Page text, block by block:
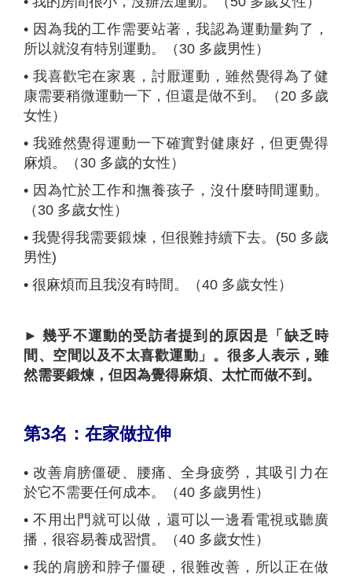
• 因為我的工作需要站著，我認為運動量夠了，
所以就沒有特別運動。（30 多歲男性）
• 我喜歡宅在家裏，討厭運動，雖然覺得為了健
康需要稍微運動一下，但還是做不到。（20 多歲
女性）
• 我雖然覺得運動一下確實對健康好，但更覺得
麻煩。（30 多歲的女性）
• 因為忙於工作和撫養孩子，沒什麼時間運動。
（30 多歲女性）
•我覺得我需要鍛煉，但很難持續下去。(50 多歲
男性)
• 很麻煩而且我沒有時間。（40 多歲女性）
►幾乎不運動的受訪者提到的原因是「缺乏時
間、空間以及不太喜歡運動」。很多人表示，雖
然需要鍛煉，但因為覺得麻煩、太忙而做不到。
第3名：在家做拉伸
• 改善肩膀僵硬、腰痛、全身疲勞，其吸引力在
於它不需要任何成本。（40 多歲男性）
• 不用出門就可以做，還可以一邊看電視或聽廣
播，很容易養成習慣。（40 多歲女性）
• 我的肩膀和脖子僵硬，很難改善，所以正在做